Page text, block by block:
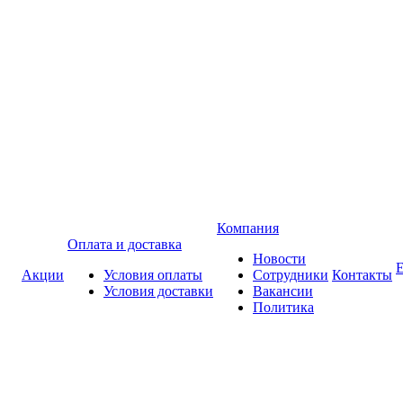
Акции
Оплата и доставка
Условия оплаты
Условия доставки
Компания
Новости
Сотрудники
Вакансии
Политика
Контакты